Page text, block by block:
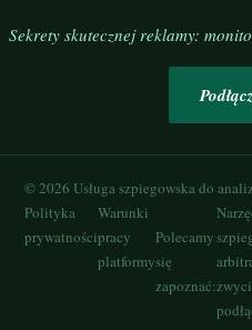
Sekrety skutecznej reklamy:
©2026 Usługa szpiegowska do
Polityka
prywatności
Warunki
pracy
platformy
Polecamy
się
zapoznać: